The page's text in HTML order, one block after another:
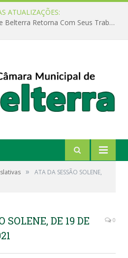
ATUALIZAÇÕES:
Câmara de Vereadores de Belterra Retorna Com Seus Trabalhos Legislativos
»
ATA DA SESSÃO SOLENE,
SOLENE, DE 19 DE
0